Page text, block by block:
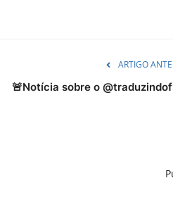
ARTIGO
🚨Notícia sobre o